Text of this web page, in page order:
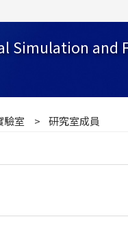
Simulation and
驗室 研究室成員